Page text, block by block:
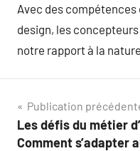
Avec des compétences
design, les
notre rapport à la
Navigation
de
Publication
Les défis du métier
Comment s’adapter